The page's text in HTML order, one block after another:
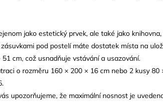
jako estetický prvek, ale také jako
pod postelí máte dostatek místa na
cm, což usnadňuje vstávání a usazování.
o rozměru 160 × 200 × 16 cm nebo 2 kusy
upozorňujeme, že maximální nosnost je